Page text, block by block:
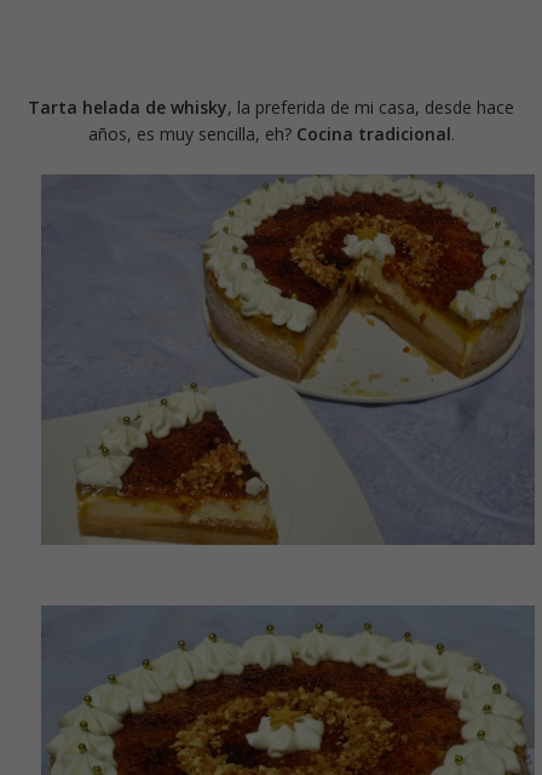
Tarta helada de whisky, la preferida de mi casa, desde hace
años, es muy sencilla, eh? Cocina tradicional.